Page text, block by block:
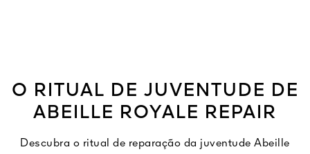
O RITUAL DE JUVENTUDE DE
ABEILLE ROYALE REPAIR
Descubra o ritual de reparação da juventude Abeille